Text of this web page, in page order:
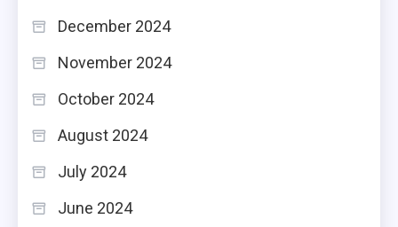
December 2024
November 2024
October 2024
August 2024
July 2024
June 2024